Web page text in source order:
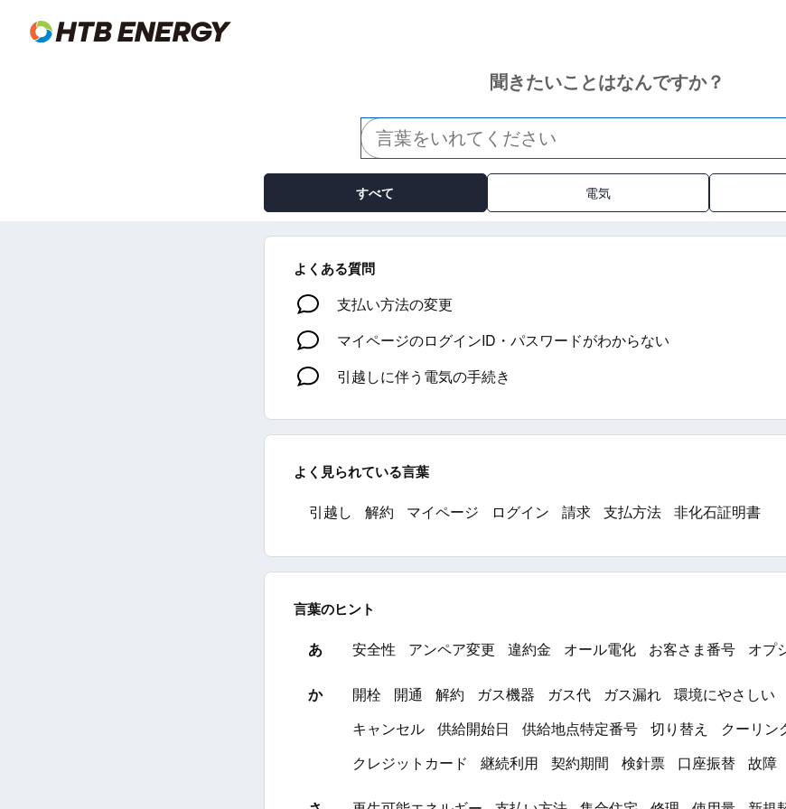
聞きたいことはなんですか？
すべて 電気
よくある質問
支払い方法の変更
マイページのログインID・パスワードがわからない
引越しに伴う電気の手続き
よく見られている言葉
引越し 解約 マイページ ログイン 請求 支払方法 非化石証明書
言葉のヒント
あ 安全性 アンペア変更 違約金 オール電化 お客さま番号 オプ
か 開栓 開通 解約 ガス機器 ガス代 ガス漏れ 環境にやさしい
キャンセル
供給開始日 供給地点特定番号 切り替え
クーリン
クレジットカード
継続利用 契約期間 検針票 口座振替 故障